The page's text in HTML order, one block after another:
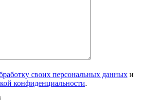
своих персональных данных и
конфиденциальности.